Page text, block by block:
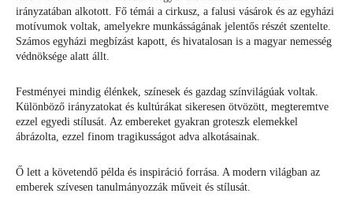
irányzatában alkotott. Fő témái a cirkusz, a falusi vásárok és az egyházi
motívumok voltak, amelyekre munkásságának jelentős részét szentelte.
Számos egyházi megbízást kapott, és hivatalosan is a magyar nemesség
védnöksége alatt állt.
Festményei mindig élénkek, színesek és gazdag színvilágúak voltak.
Különböző irányzatokat és kultúrákat sikeresen ötvözött, megteremtve
ezzel egyedi stílusát. Az embereket gyakran groteszk elemekkel
ábrázolta, ezzel finom tragikusságot adva alkotásainak.
Ő lett a követendő példa és inspiráció forrása. A modern világban az
emberek szívesen tanulmányozzák műveit és stílusát.